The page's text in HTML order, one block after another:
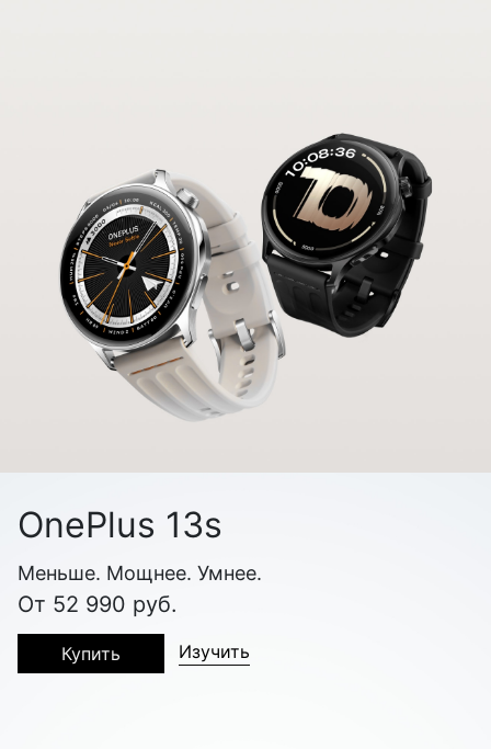
OnePlus 13s
Меньше. Мощнее. Умнее.
От 52 990 руб.
Купить Изучить